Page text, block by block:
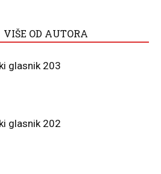
VIŠE OD AUTORA
glasnik 203
glasnik 202